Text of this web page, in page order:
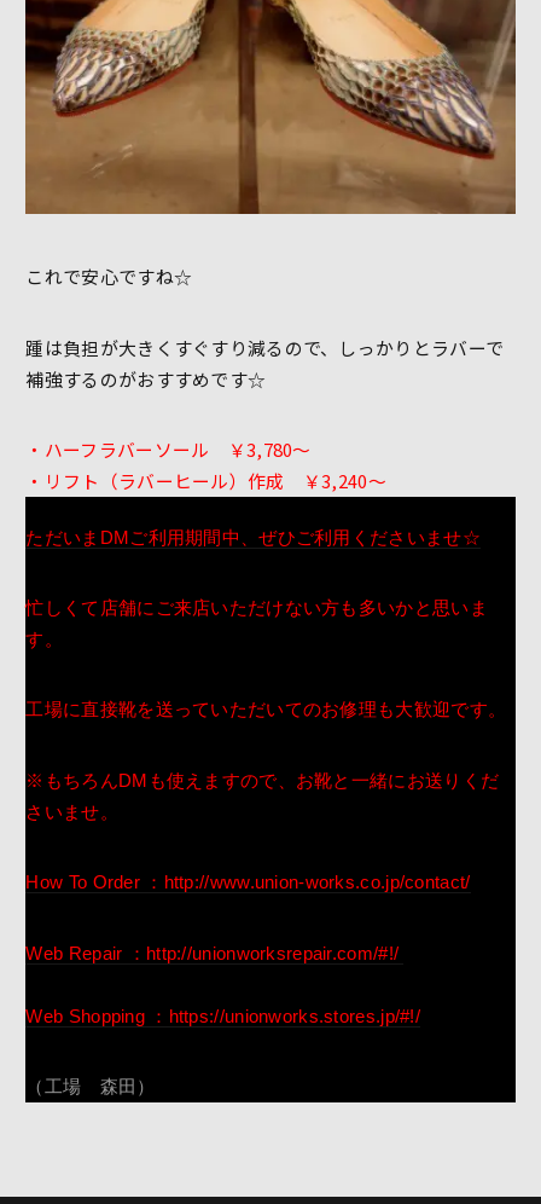
これで安心ですね☆
踵は負担が大きくすぐすり減るので、しっかりとラバーで
補強するのがおすすめです☆
・ハーフラバーソール ￥3,780～
・リフト（ラバーヒール）作成 ￥3,240～
ただいまDMご利用期間中、ぜひご利用くださいませ☆
忙しくて店舗にご来店いただけない方も多いかと思いま
す。
工場に直接靴を送っていただいてのお修理も大歓迎です。
※もちろんDMも使えますので、お靴と一緒にお送りくだ
さいませ。
How To Order ：http://www.union-works.co.jp/contact/
Web Repair ：http://unionworksrepair.com/#!/
Web Shopping ：https://unionworks.stores.jp/#!/
（工場 森田）